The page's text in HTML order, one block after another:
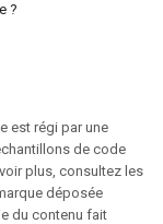
?
est régi par une
de code
plus, consultez les
déposée
du contenu fait